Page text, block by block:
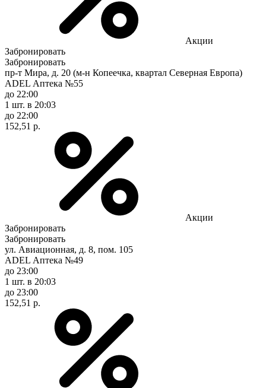
Акции
Забронировать
Забронировать
пр-т Мира, д. 20 (м-н Копеечка, квартал Северная Европа)
ADEL Аптека №55
до 22:00
1 шт. в 20:03
до 22:00
152,51 р.
Акции
Забронировать
Забронировать
ул. Авиационная, д. 8, пом. 105
ADEL Аптека №49
до 23:00
1 шт. в 20:03
до 23:00
152,51 р.